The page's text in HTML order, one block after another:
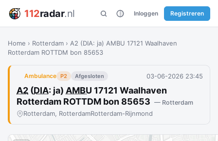
112radar.nl Inloggen Registreren
Home › Rotterdam › A2 (DIA: ja) AMBU 17121 Waalhaven
Rotterdam ROTTDM bon 85653
Ambulance P2 Afgesloten 03-06-2026 23:45
A2 (DIA: ja) AMBU 17121 Waalhaven
Rotterdam ROTTDM bon 85653 — Rotterdam
Rotterdam, RotterdamRotterdam-Rijnmond